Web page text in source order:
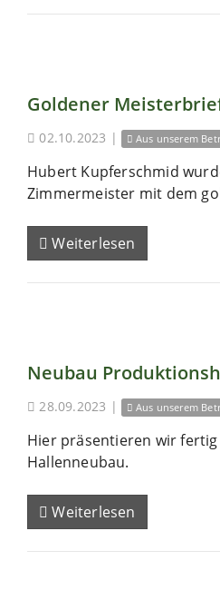
Goldener
02.10.2023 | Aus unserem
Hubert Kupferschmid
Zimmermeister mit dem
Weiterlesen
Neubau
28.09.2023 | Aus unserem
Hier präsentieren wir
Hallenneubau.
Weiterlesen